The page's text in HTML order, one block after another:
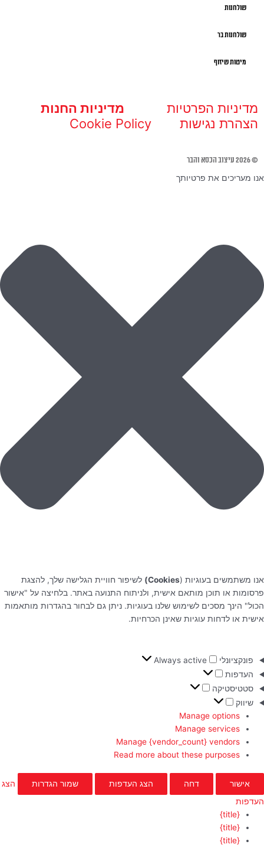
שולחנות
שולחנות בר
מיטות שיזוף
מדיניות הפרטיות
מדיניות החנות
הצהרת נגישות
Cookie Policy
© 2026 עיצוב הכסא והבר
אנו מעריכים את פרטיותך
אנו משתמשים בעוגיות (Cookies)
לשיפור חוויית הגלישה שלך, להצגת
פרסומות או תוכן מותאם אישית, ולניתוח התנועה באתר. בלחיצה על "אישור
הכול" הינך מסכים לשימוש שלנו בעוגיות. ניתן גם לבחור בהגדרות מותאמות
אישית או לדחות עוגיות שאינן הכרחיות.
פונקציונלי
Always active
העדפות
סטטיסטיקה
שיווק
Manage options
Manage services
Manage {vendor_count} vendors
Read more about these purposes
אישור דחה הצג העדפות שמור הגדרות
הצג
העדפות
{title}
{title}
{title}